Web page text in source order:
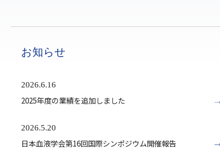
お知らせ
2026.6.16
2025年度の業績を追加しました
2026.5.20
日本血液学会第16回国際シンポジウム開催報告